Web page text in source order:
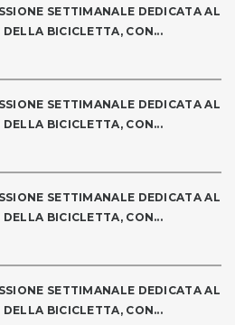
SETTIMANALE DEDICATA AL
BICICLETTA, CON...
SETTIMANALE DEDICATA AL
BICICLETTA, CON...
SETTIMANALE DEDICATA AL
BICICLETTA, CON...
SETTIMANALE DEDICATA AL
BICICLETTA, CON...